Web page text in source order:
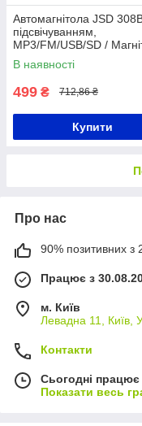
Автомагнітола JSD
підсвічуванням,
MP3/FM/USB/SD /
в автомобіль / Магнітола
якісним звуком
В наявності
499 ₴ 712,86 ₴
Купити
Про нас
90% позитивних з
Працює з
м. Київ
Левадна 11, Київ,
Контакти
Сьогодні
Показати весь